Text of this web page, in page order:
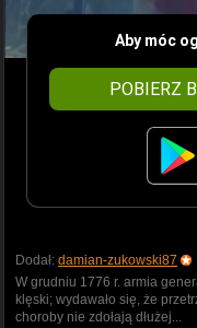
Aby móc
POBIERZ
Dodał: damian-zukowski87
W grudniu 1776 r. armia
klęski; wydawało się, że
choroby nie zdołają dłużej...